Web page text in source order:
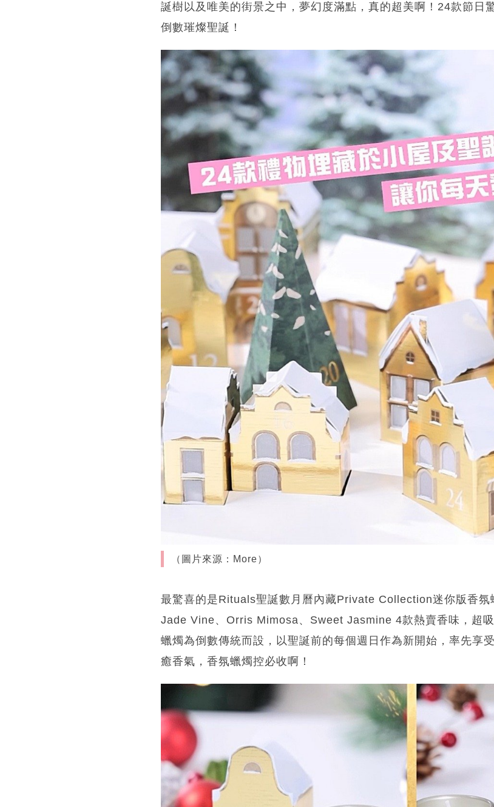
誕樹以及唯美的街景之中，夢幻度滿點，真的超美啊！24款節日
倒數璀燦聖誕！
（圖片來源：More）
最驚喜的是Rituals聖誕數月曆內藏Private Collection迷你版香氛
Jade Vine、Orris Mimosa、Sweet Jasmine 4款熱賣香味，超
蠟燭為倒數傳統而設，以聖誕前的每個週日作為新開始，率先享
癒香氣，香氛蠟燭控必收啊！